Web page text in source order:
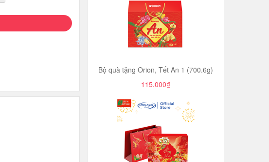
Bộ quà tặng Orion, Tết An 1 (700.6g)
115.000₫